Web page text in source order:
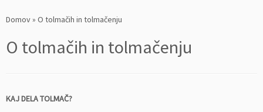
naDomov» O tolmačih in tolmačenju
O tolmačih in tolmačenju
KAJ DELA TOLMAČ?